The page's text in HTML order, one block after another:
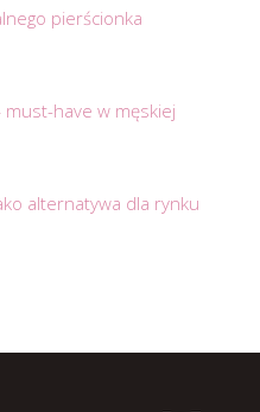
pierścionka
have w męskiej
alternatywa dla rynku